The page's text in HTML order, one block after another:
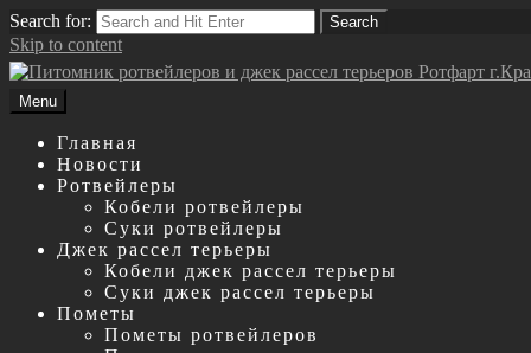
Search for: Search
Skip to content
Menu
Главная
Новости
Ротвейлеры
Кобели ротвейлеры
Суки ротвейлеры
Джек рассел терьеры
Кобели джек рассел терьеры
Суки джек рассел терьеры
Пометы
Пометы ротвейлеров